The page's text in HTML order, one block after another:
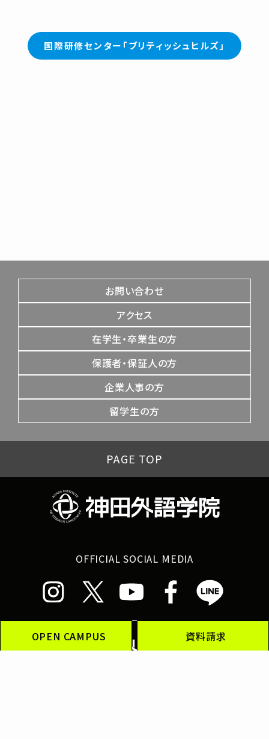
OPEN CAMPUS 資料請求
国際研修センター「ブリティッシュヒルズ」
お問い合わせ
アクセス
在学生・卒業生の方
保護者・保証人の方
企業人事の方
留学生の方
PAGE TOP
OFFICIAL SOCIAL MEDIA